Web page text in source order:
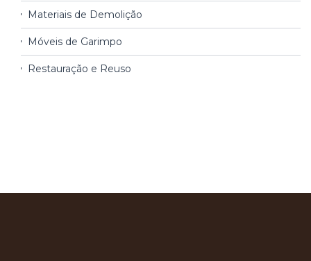
Materiais de Demolição
Móveis de Garimpo
Restauração e Reuso